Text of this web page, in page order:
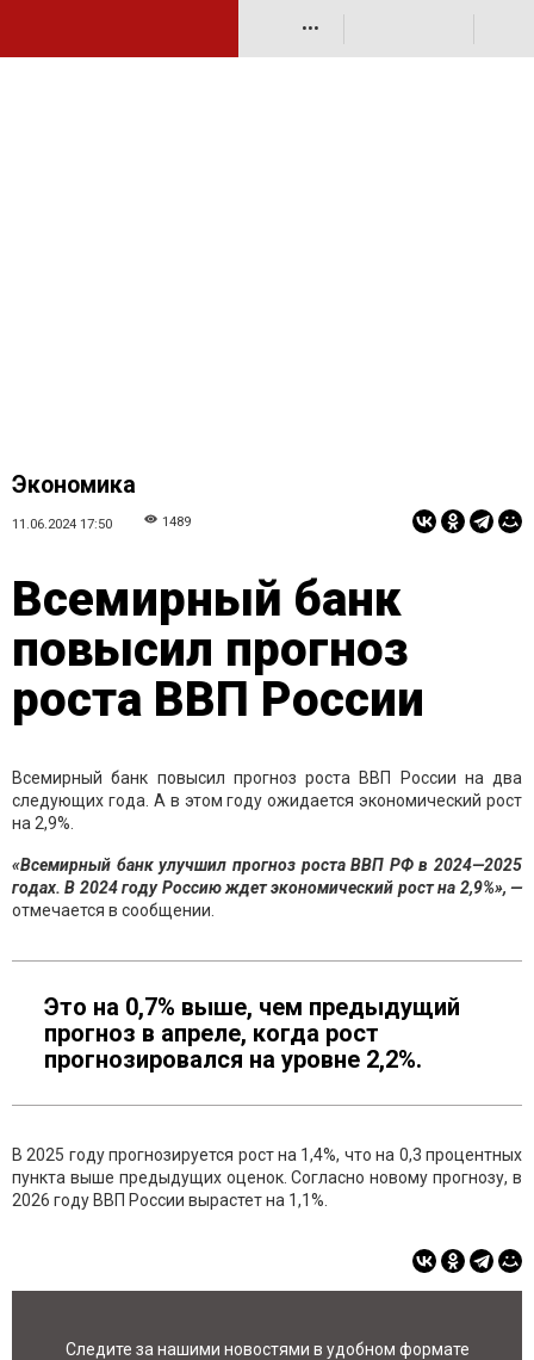
•••
Экономика
11.06.2024 17:50 1489
Всемирный банк
повысил прогноз
роста ВВП России
Всемирный банк повысил прогноз роста ВВП России на два
следующих года. А в этом году ожидается экономический рост
на 2,9%.
«Всемирный банк улучшил прогноз роста ВВП РФ в 2024—2025
годах. В 2024 году Россию ждет экономический рост на 2,9%», —
отмечается в сообщении.
Это на 0,7% выше, чем предыдущий
прогноз в апреле, когда рост
прогнозировался на уровне 2,2%.
В 2025 году прогнозируется рост на 1,4%, что на 0,3 процентных
пункта выше предыдущих оценок. Согласно новому прогнозу, в
2026 году ВВП России вырастет на 1,1%.
Следите за нашими новостями в удобном формате